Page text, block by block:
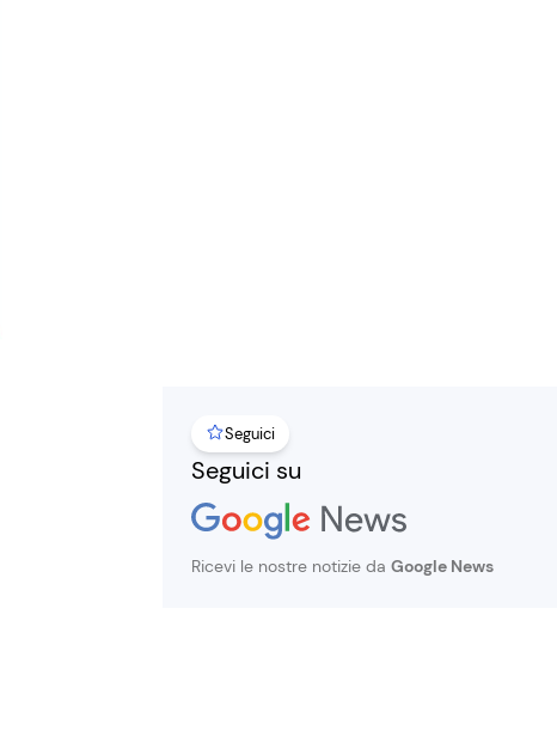
Seguici
Seguici su
Ricevi le nostre notizie da Google News